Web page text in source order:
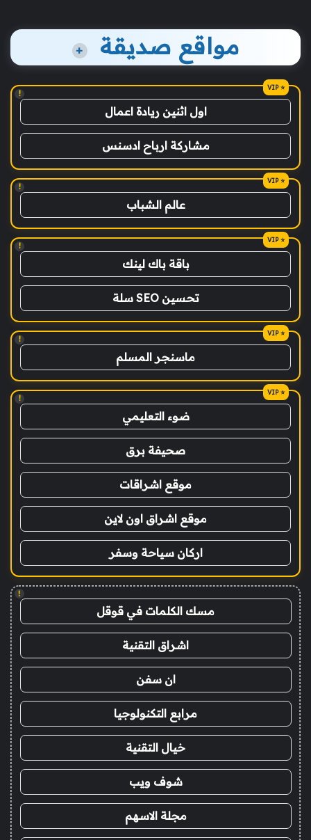
مواقع صديقة +
!
اول اثنين ريادة اعمال
مشاركة ارباح ادسنس
!
عالم الشباب
!
باقة باك لينك
تحسين SEO سلة
!
ماسنجر المسلم
!
ضوء التعليمي
صحيفة برق
موقع اشراقات
موقع اشراق اون لاين
اركان سياحة وسفر
!
مسك الكلمات في قوقل
اشراق التقنية
ان سفن
مرابع التكنولوجيا
خيال التقنية
شوف ويب
مجلة الاسهم